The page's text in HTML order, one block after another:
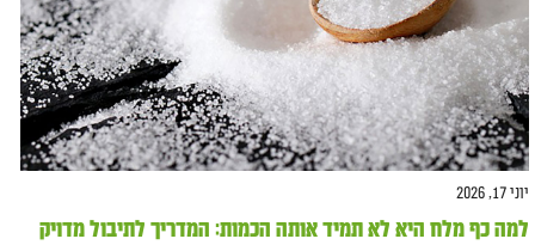
יוני 17, 2026
למה כף מלח היא לא תמיד אותה הכמות: המדריך לתיבול מדויק